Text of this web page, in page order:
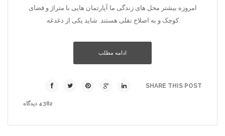
امروزه بیشتر محل­ های زندگی ما آپارتمان­ هایی با متراژ و فضای
کوچک و به اصلاح نقلی هستند. شاید یکی از دغدغه­
ادامه مطلب
SHARE THIS POST
4382 دیدگاه